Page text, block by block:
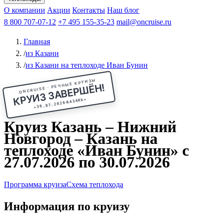
Чебоксарыиз Волгоградаиз Саратова Все города
КазаньВ Нижний НовгородВ ПермьВ Ростов-на-Дону
РыбинскНа СоловкиНа ВалаамПо ОкеПо Енисею
Афанасий Никитин Октябрьская революция
ФединАлександр СвешниковИван
МироновА.С.Попов
О компании Акции Контакты Наш блог
8 800 707-07-12 +7 495 155-35-23 mail@oncruise.ru
Главная
/из Казани
/из Казани на теплоходе Иван Бунин
ONCRUISE · РЕЧНЫЕ КРУИЗЫ
КРУИЗ ЗАВЕРШЁН!
★30.07.2026КАЗАНЬ★
Круиз Казань – Нижний
Новгород – Казань на
теплоходе «Иван Бунин» с
27.07.2026 по 30.07.2026
Программа круизаСхема теплохода
Информация по круизу